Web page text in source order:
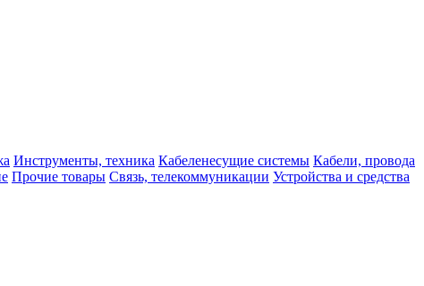
Инструменты, техника Кабеленесущие системы Кабели, провода
Прочие товары Связь, телекоммуникации Устройства и средства